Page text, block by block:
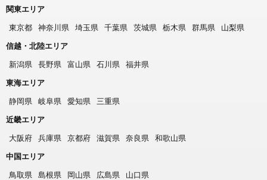
関東エリア
東京都
神奈川県 埼玉県 千葉県 茨城県 栃木県 群馬県
山梨県
信越・北陸エリア
新潟県
長野県 富山県 石川県
福井県
東海エリア
静岡県
岐阜県 愛知県
三重県
近畿エリア
大阪府
兵庫県 京都府 滋賀県 奈良県
和歌山県
中国エリア
鳥取県
島根県 岡山県 広島県
山口県